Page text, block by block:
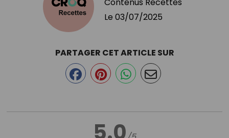
Le 03/07/2025
5.0
PARTAGER CET ARTICLE SUR